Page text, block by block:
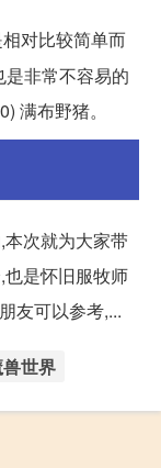
对比较简单而
非常不容易的
满布野猪。
次就为大家带
是怀旧服牧师
友可以参考,...
世界